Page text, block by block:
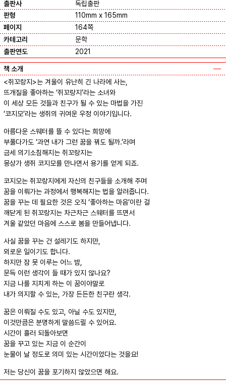
출판사
독립출판
판형
110mm x 165mm
페이지
164쪽
카테고리
문학
출판연도
2021
책 소개
<쥐꼬랑지>는 겨울이 유난히 긴 나라에 사는,
뜨개질을 좋아하는 ‘쥐꼬랑지’라는 소녀와
이 세상 모든 것들과 친구가 될 수 있는 마법을 가진
‘코지모’라는 생쥐의 귀여운 우정 이야기입니다.
아름다운 스웨터를 뜰 수 있다는 희망에
부풀다가도 ‘과연 내가 그런 꿈을 꿔도 될까.’라며
금세 의기소침해지는 쥐꼬랑지는
몽상가 생쥐 코지모를 만나면서 용기를 얻게 되죠.
코지모는 쥐꼬랑지에게 자신의 친구들을 소개해 주며
꿈을 이뤄가는 과정에서 행복해지는 법을 알려줍니다.
꿈을 꾸는 데 필요한 것은 오직 ‘좋아하는 마음’이란 걸
깨닫게 된 쥐꼬랑지는 차근차근 스웨터를 뜨면서
겨울 같았던 마음에 스스로 봄을 만들어냅니다.
사실 꿈을 꾸는 건 설레기도 하지만,
외로운 일이기도 합니다.
하지만 잠 못 이루는 어느 밤,
문득 이런 생각이 들 때가 있지 않나요?
지금 나를 지치게 하는 이 꿈이야말로
내가 의지할 수 있는, 가장 든든한 친구란 생각.
꿈은 이뤄질 수도 있고, 아닐 수도 있지만,
이것만큼은 분명하게 말씀드릴 수 있어요.
시간이 흘러 되돌아보면
꿈을 꾸고 있는 지금 이 순간이
눈물이 날 정도로 의미 있는 시간이었다는 것을요!
저는 당신이 꿈을 포기하지 않았으면 해요.